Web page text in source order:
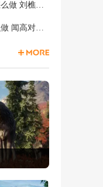
燕云十六声刘樵夫对话攻略怎么做 刘樵夫对话结交攻略一览
燕云十六声闻高对话攻略怎么做 闻高对话结交攻略一览